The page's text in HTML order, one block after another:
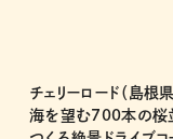
チェリーロード（島根県
海を望む700本の桜